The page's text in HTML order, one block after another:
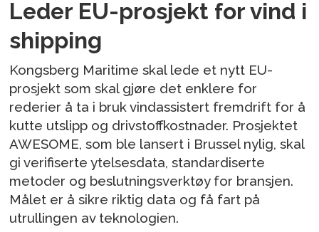
Leder EU-prosjekt for vind i
shipping
Kongsberg Maritime skal lede et nytt EU-
prosjekt som skal gjøre det enklere for
rederier å ta i bruk vindassistert fremdrift for å
kutte utslipp og drivstoffkostnader. Prosjektet
AWESOME, som ble lansert i Brussel nylig, skal
gi verifiserte ytelsesdata, standardiserte
metoder og beslutningsverktøy for bransjen.
Målet er å sikre riktig data og få fart på
utrullingen av teknologien.